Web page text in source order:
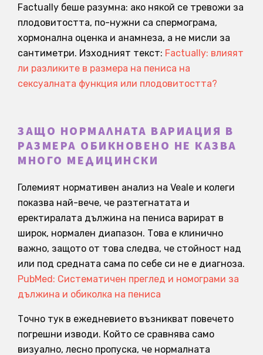
Factually беше разумна: ако някой се тревожи за
плодовитостта, по-нужни са спермограма,
хормонална оценка и анамнеза, а не мисли за
сантиметри. Изходният текст: Factually: влияят
ли разликите в размера на пениса на
сексуалната функция или плодовитостта?
ЗАЩО НОРМАЛНАТА ВАРИАЦИЯ В
РАЗМЕРА ОБИКНОВЕНО НЕ КАЗВА
МНОГО МЕДИЦИНСКИ
Големият нормативен анализ на Veale и колеги
показва най-вече, че разтегнатата и
еректиралата дължина на пениса варират в
широк, нормален диапазон. Това е клинично
важно, защото от това следва, че стойност над
или под средната сама по себе си не е диагноза.
PubMed: Систематичен преглед и номограми за
дължина и обиколка на пениса
Точно тук в ежедневието възникват повечето
погрешни изводи. Който се сравнява само
визуално, лесно пропуска, че нормалната